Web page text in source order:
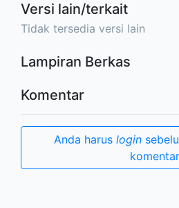
Versi lain/terkait
Tidak tersedia versi lain
Lampiran Berkas
Komentar
Anda harus login
komentar